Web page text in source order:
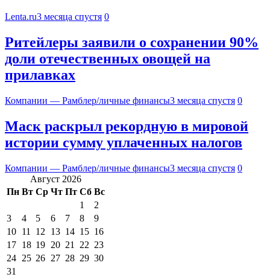
Lenta.ru3 месяца спустя 0
Ритейлеры заявили о сохранении 90%
доли отечественных овощей на
прилавках
Компании — Рамблер/личные финансы3 месяца спустя 0
Маск раскрыл рекордную в мировой
истории сумму уплаченных налогов
Компании — Рамблер/личные финансы3 месяца спустя 0
Август 2026
Пн Вт Ср Чт Пт Сб Вс
1
2
3
4 5 6 7 8
9
10 11 12 13 14 15 16
17 18 19 20 21 22 23
24 25 26 27 28 29 30
31